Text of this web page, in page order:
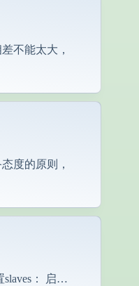
不能太大，
度的原则，
slaves： 启…